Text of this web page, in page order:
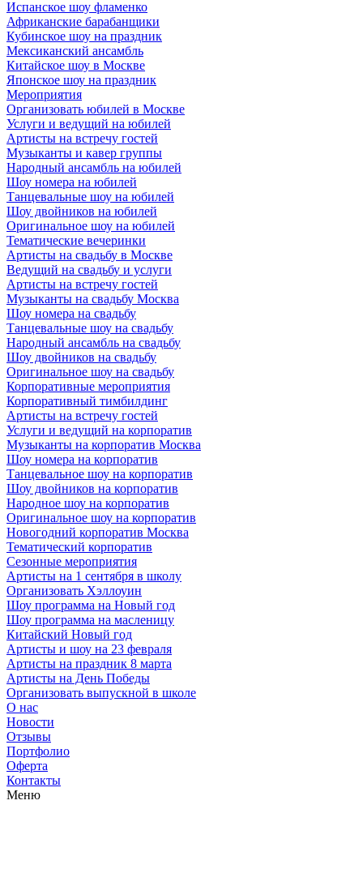
Испанское шоу фламенко
Африканские барабанщики
Кубинское шоу на праздник
Мексиканский ансамбль
Китайское шоу в Москве
Японское шоу на праздник
Мероприятия
Организовать юбилей в Москве
Услуги и ведущий на юбилей
Артисты на встречу гостей
Музыканты и кавер группы
Народный ансамбль на юбилей
Шоу номера на юбилей
Танцевальные шоу на юбилей
Шоу двойников на юбилей
Оригинальное шоу на юбилей
Тематические вечеринки
Артисты на свадьбу в Москве
Ведущий на свадьбу и услуги
Артисты на встречу гостей
Музыканты на свадьбу Москва
Шоу номера на свадьбу
Танцевальные шоу на свадьбу
Народный ансамбль на свадьбу
Шоу двойников на свадьбу
Оригинальное шоу на свадьбу
Корпоративные мероприятия
Корпоративный тимбилдинг
Артисты на встречу гостей
Услуги и ведущий на корпоратив
Музыканты на корпоратив Москва
Шоу номера на корпоратив
Танцевальное шоу на корпоратив
Шоу двойников на корпоратив
Народное шоу на корпоратив
Оригинальное шоу на корпоратив
Новогодний корпоратив Москва
Тематический корпоратив
Сезонные мероприятия
Артисты на 1 сентября в школу
Организовать Хэллоуин
Шоу программа на Новый год
Шоу программа на масленицу
Китайский Новый год
Артисты и шоу на 23 февраля
Артисты на праздник 8 марта
Артисты на День Победы
Организовать выпускной в школе
О нас
Новости
Отзывы
Портфолио
Оферта
Контакты
Меню